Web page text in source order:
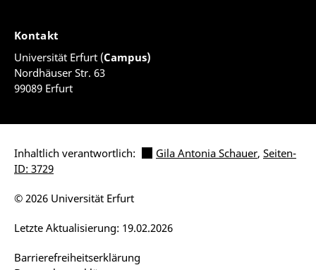
Lexical Semantics, Tübingen 1988, S. 50-61.
"Parametrization in Generative Grammar", in
Hans-W. Ludwig, (ed.), Anglistentag 1987,
Tübingen. Vorträge, Gießen 1988, S. 406-409.
"Linguistic Prerequisites for Machine
Translation", in M. P. Line und J.
Papiere des Workshops, Universität Saarbrücken
Kulturwissenschaft. Anglistische Reihe Band 3),
"Reflexives in English and German", (Paper given
Kontakt
Universität Erfurt (Campus)
Nordhäuser Str. 63
99089 Erfurt
Inhaltlich verantwortlich: Gila Antonia Schauer, Seiten-
ID: 3729
Barrierefreiheitserklärung
Letzte Aktualisierung: 19.02.2026
© 2026 Universität Erfurt